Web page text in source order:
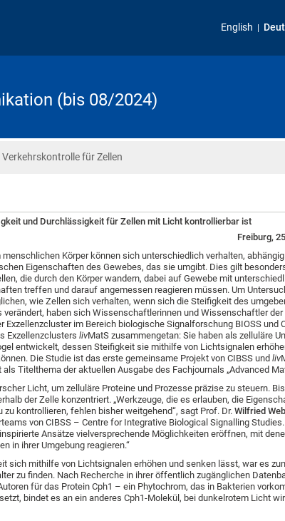
English
(bis 08/2024)
Verkehrskontrolle für Zellen
und Durchlässigkeit für Zellen mit Licht kontrollierbar ist
Freiburg,
menschlichen Körper können sich unterschiedlich verhalten,
Eigenschaften des Gewebes, das sie umgibt. Dies gilt
die durch den Körper wandern, dabei auf Gewebe mit
treffen und darauf angemessen reagieren müssen. Um
wie Zellen sich verhalten, wenn sich die Steifigkeit des
verändert, haben sich Wissenschaftlerinnen und Wissenschaftler der
Exzellenzcluster im Bereich biologische Signalforschung BIOSS und
Exzellenzclusters livMatS zusammengetan: Sie haben als zelluläre
entwickelt, dessen Steifigkeit sie mithilfe von Lichtsignalen
Die Studie ist das erste gemeinsame Projekt von CIBSS und liv
als Titelthema der aktuellen Ausgabe des Fachjournals „Advanced
Licht, um zelluläre Proteine und Prozesse präzise zu steuern.
der Zelle konzentriert. „Werkzeuge, die es erlauben, die
kontrollieren, fehlen bisher weitgehend“, sagt Prof. Dr. Wilfried
von CIBSS – Centre for Integrative Biological Signalling Studies.
Ansätze vielversprechende Möglichkeiten eröffnen, mit
in ihrer Umgebung reagieren.“
sich mithilfe von Lichtsignalen erhöhen und senken lässt, war es
zu finden. Nach Recherche in ihrer öffentlich zugänglichen
für das Protein Cph1 – ein Phytochrom, das in Bakterien
bindet es an ein anderes Cph1-Molekül, bei dunkelrotem Licht